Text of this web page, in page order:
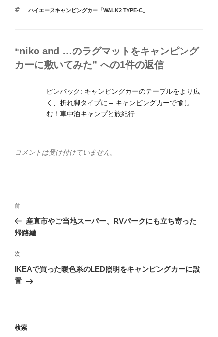
ゴ
タ
ハイエースキャンピングカー「WALK2 TYPE-C」
“niko and …のラグマットをキャンピング
カーに敷いてみた” への1件の返信
ピンバック: キャンピングカーのテーブルをより広
く、折れ脚タイプに – キャンピングカーで愉し
む！車中泊キャンプと旅紀行
コメントは受け付けていません。
投
ナ
ゲ
ー
シ
前
の
投
前
産直市やご当地スーパー、RVパークにも立ち寄った
帰路編
次
の
投
次
IKEAで買った暖色系のLED照明をキャンピングカーに設
置
検索